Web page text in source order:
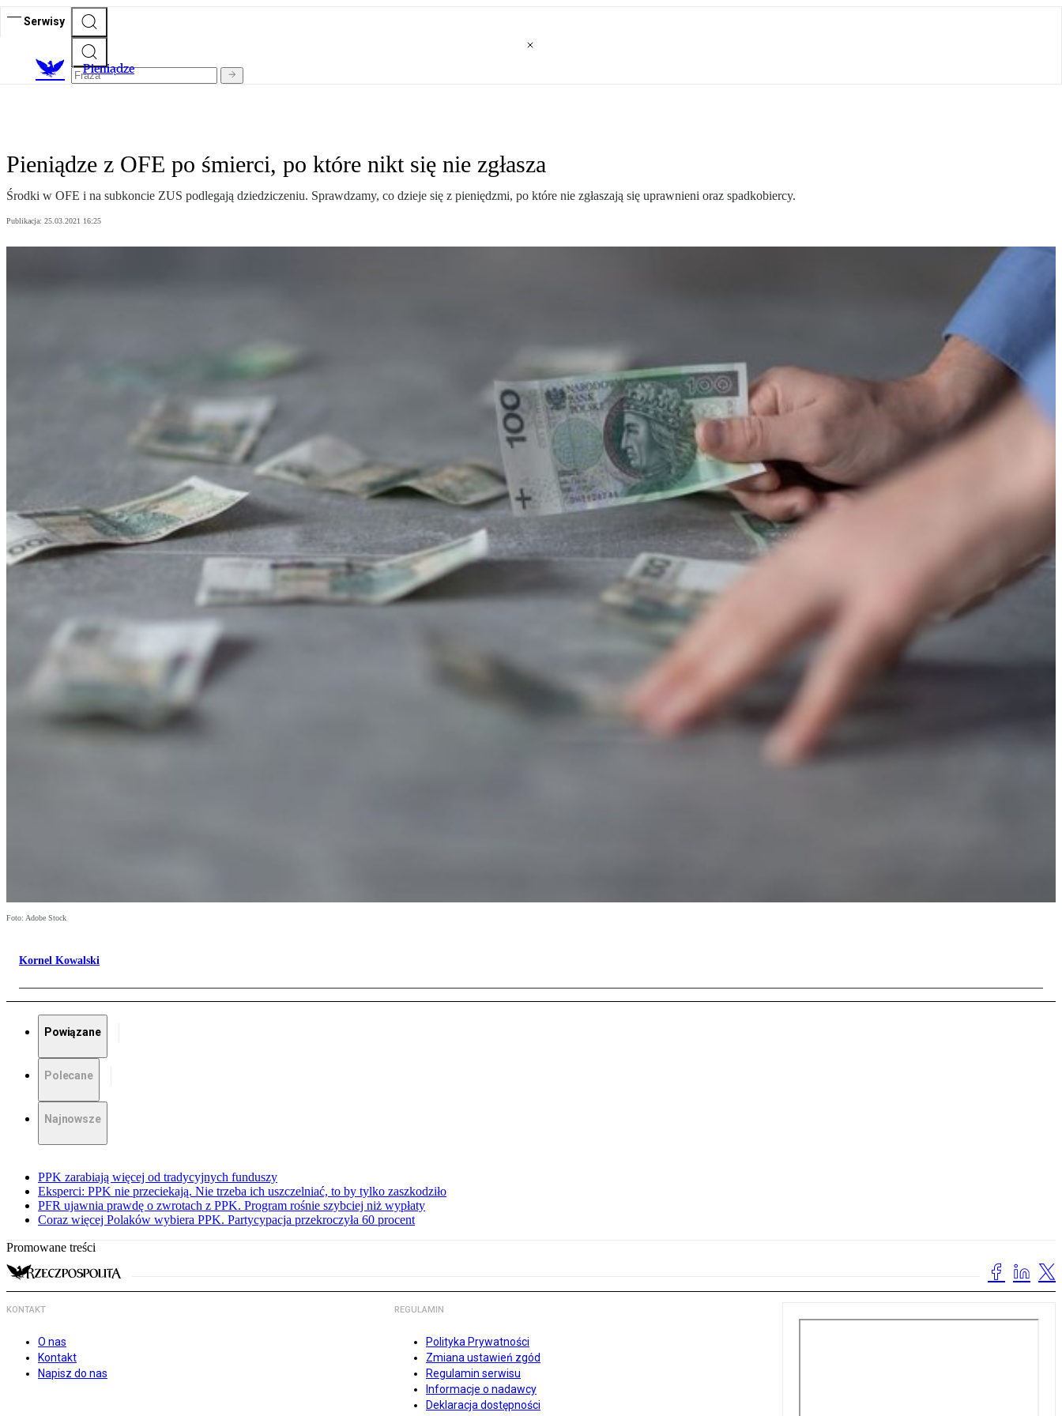
Serwisy
Pieniądze
Pieniądze z OFE po śmierci, po które nikt się nie zgłasza
Środki w OFE i na subkoncie ZUS podlegają dziedziczeniu. Sprawdzamy, co dzieje się z pieniędzmi, po które nie zgłaszają się uprawnieni oraz spadkobiercy.
Publikacja: 25.03.2021 16:25
Foto: Adobe Stock
Kornel Kowalski
Powiązane
Polecane
Najnowsze
PPK zarabiają więcej od tradycyjnych funduszy
Eksperci: PPK nie przeciekają. Nie trzeba ich uszczelniać, to by tylko zaszkodziło
PFR ujawnia prawdę o zwrotach z PPK. Program rośnie szybciej niż wypłaty
Coraz więcej Polaków wybiera PPK. Partycypacja przekroczyła 60 procent
Promowane treści
KONTAKT
O nas
Kontakt
Napisz do nas
REGULAMIN
Polityka Prywatności
Zmiana ustawień zgód
Regulamin serwisu
Informacje o nadawcy
Deklaracja dostępności